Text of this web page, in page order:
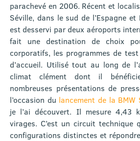
parachevé en 2006. Récent et
Séville, dans le sud de l’Espagne
est desservi par deux aéroports
fait une destination de choix
corporatifs, les programmes de
d’accueil. Utilisé tout au long de
climat clément dont il
nombreuses présentations de
l’occasion du lancement de la
je l’ai découvert. Il mesure 4,43
virages. C’est un circuit technique
configurations distinctes et